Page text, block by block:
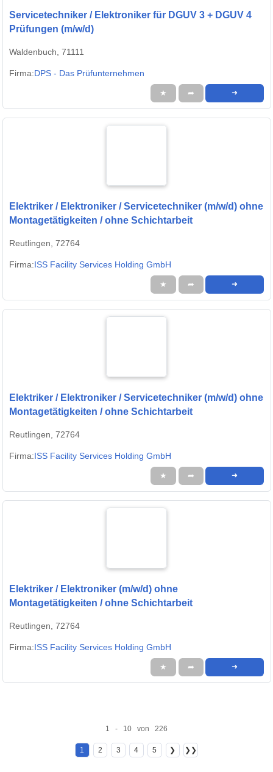
Servicetechniker / Elektroniker für DGUV 3 + DGUV 4
Prüfungen (m/w/d)
Waldenbuch, 71111
Firma:DPS - Das Prüfunternehmen
★ ➦ ➜
Elektriker / Elektroniker / Servicetechniker (m/w/d) ohne
Montagetätigkeiten / ohne Schichtarbeit
Reutlingen, 72764
Firma:ISS Facility Services Holding GmbH
★ ➦ ➜
Elektriker / Elektroniker / Servicetechniker (m/w/d) ohne
Montagetätigkeiten / ohne Schichtarbeit
Reutlingen, 72764
Firma:ISS Facility Services Holding GmbH
★ ➦ ➜
Elektriker / Elektroniker (m/w/d) ohne
Montagetätigkeiten / ohne Schichtarbeit
Reutlingen, 72764
Firma:ISS Facility Services Holding GmbH
★ ➦ ➜
1 - 10 von 226
1 2 3 4 5 ❯ ❯❯